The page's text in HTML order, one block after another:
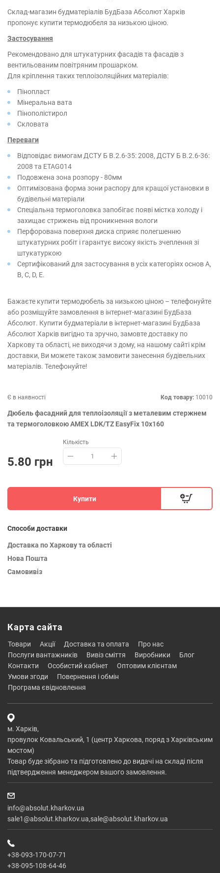
Склад-магазин будматеріалів БудБаза Абсолют Харків
пропонує купити термодюбеля за низькою ціною.
Застосування
Рекомендовано для штукатурних фасадів та фасадів з
вентильованим повітряним прошарком.
Для кріплення таких теплоізоляційних матеріалів:
Пінопласт
Мінеральна вата
Пінополістирол
Скловата
Переваги
Відповідає вимогам ДСТУ Б В.2.6-35: 2008, ДСТУ Б В.2.6-36:
2008 та ETAG014
Подовжена зона розпору - 80мм
Оптимізована форма зони распору для кращої установки в
будівельні матеріали
Спеціальна термоголовка запобігає появі містка холоду і
захищає стрижень від проникнення вологи
Перфорована поверхня диска сприяє полегшенню
штукатурних робіт і гарантує високу якість зчеплення зі
штукатуркою
Сертифікований для застосування в усіх категоріях основ А,
B, C, D, E.
Бажаєте купити термодюбель за низькою ціною – телефонуйте
або розміщуйте замовлення в інтернет-магазині БудБаза
Абсолют. Купити будматеріали в інтернет-магазині БудБаза
Абсолют Харків вигідно та зручно, замовте доставку по
Харкову та області, не виходячи з дому, на нашому сайті крім
доставки, Ви можете також замовити занесення будівельних
матеріалів. Телефонуйте!
Є в наявності Код товару: 10010
Дюбель фасадний для теплоізоляції з металевим стержнем
та термоголовкою AMEX LDK/TZ EasyFix 10х160
5.80 грн
Кількість
Купити
Способи доставки
Доставка по Харкову та області
Нова Пошта
Самовивіз
Карта сайта
товари акції доставка та оплата
про нас
послуги вантажників
вивіз сміття виробники
блог
контакти
особистий кабінет
оптовим клієнтам
умови згоди
повернення і обмін
програма євідновлення
м. Харків,
провулок Ковальський, 1 (центр Харкова, поряд з Харківським
мостом)
Товар буде зібрано та підготовлено до видачі на складі після
підтвердження менеджером вашого замовлення.
info@absolut.kharkov.ua
sale1@absolut.kharkov.ua,sale@absolut.kharkov.ua
+38-093-170-07-71
+38-095-108-64-46